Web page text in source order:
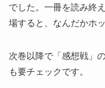
でした。一冊を読み終
場すると、なんだかホ
次巻以降で「感想戦」
も要チェックです。